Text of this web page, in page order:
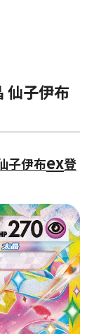
仙子伊布
子伊布ex登